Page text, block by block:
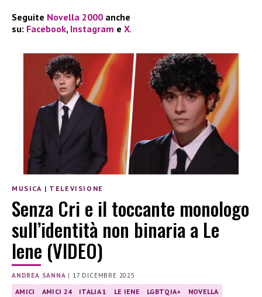
Seguite Novella 2000 anche
su: Facebook, Instagram e X.
MUSICA | TELEVISIONE
Senza Cri e il toccante monologo
sull’identità non binaria a Le
Iene (VIDEO)
ANDREA SANNA | 17 DICEMBRE 2025
AMICI AMICI 24 ITALIA 1 LE IENE LGBTQIA+
NOVELLA